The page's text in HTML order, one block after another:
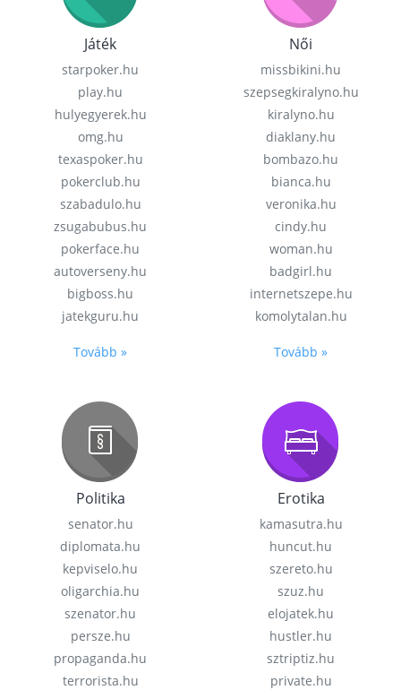
Játék
starpoker.hu
play.hu
hulyegyerek.hu
omg.hu
texaspoker.hu
pokerclub.hu
szabadulo.hu
zsugabubus.hu
pokerface.hu
autoverseny.hu
bigboss.hu
jatekguru.hu
Tovább »
Női
missbikini.hu
szepsegkiralyno.hu
kiralyno.hu
diaklany.hu
bombazo.hu
bianca.hu
veronika.hu
cindy.hu
woman.hu
badgirl.hu
internetszepe.hu
komolytalan.hu
Tovább »
Politika
senator.hu
diplomata.hu
kepviselo.hu
oligarchia.hu
szenator.hu
persze.hu
propaganda.hu
terrorista.hu
Erotika
kamasutra.hu
huncut.hu
szereto.hu
szuz.hu
elojatek.hu
hustler.hu
sztriptiz.hu
private.hu